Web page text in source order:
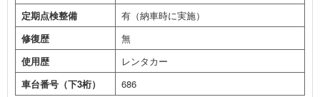
定期点検整備
有（納車時に実施）
修復歴
無
使用歴
レンタカー
車台番号（下3桁）
686